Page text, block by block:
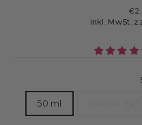
inkl. MwSt.
50 ml